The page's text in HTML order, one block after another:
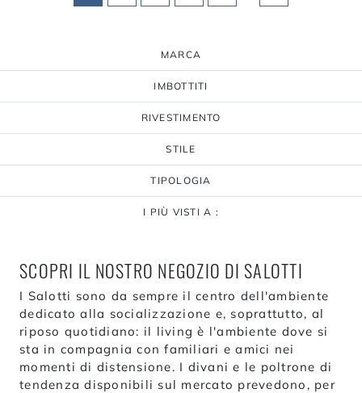
MARCA
IMBOTTITI
RIVESTIMENTO
STILE
TIPOLOGIA
I PIÙ VISTI A :
SCOPRI IL NOSTRO NEGOZIO DI SALOTTI
I Salotti sono da sempre il centro dell'ambiente
dedicato alla socializzazione e, soprattutto, al
riposo quotidiano: il living è l'ambiente dove si
sta in compagnia con familiari e amici nei
momenti di distensione. I divani e le poltrone di
tendenza disponibili sul mercato prevedono, per